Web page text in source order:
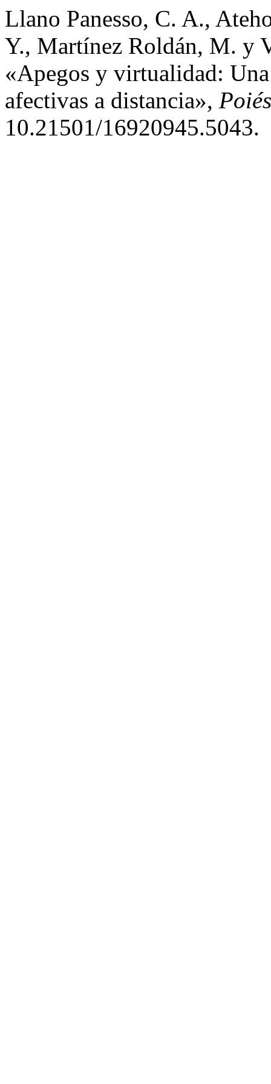
Llano Panesso, C. A.,
Y., Martínez Roldán, M. y
«Apegos y virtualidad:
afectivas a distancia»,
10.21501/16920945.5043.